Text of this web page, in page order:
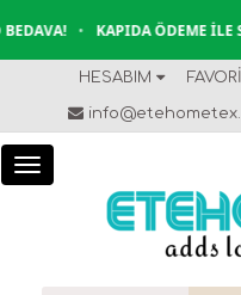
• KAPIDA ÖDEME İLE
HESABIM